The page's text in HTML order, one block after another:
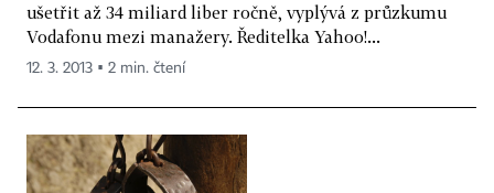
ušetřit až 34 miliard liber ročně, vyplývá z průzkumu
Vodafonu mezi manažery. Ředitelka Yahoo!...
12. 3. 2013 ▪ 2 min. čtení